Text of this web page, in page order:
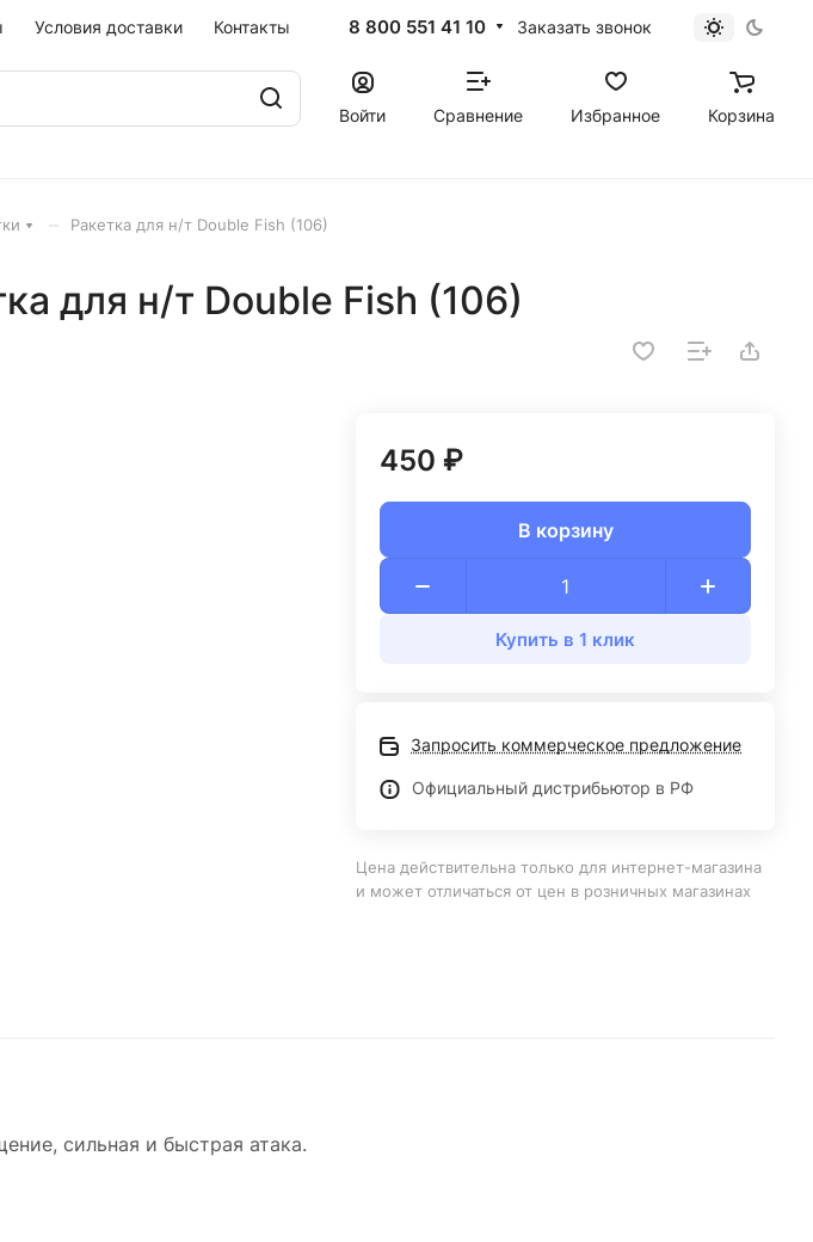
Условия доставки Контакты 8 800 551 41 10 Заказать звонок
Войти Сравнение Избранное Корзина
Ракетка для н/т Double Fish (106)
для н/т Double Fish (106)
450 ₽
В корзину
Купить в 1 клик
Запросить коммерческое предложение
Официальный дистрибьютор в РФ
Цена действительна только для интернет-магазина
и может отличаться от цен в розничных магазинах
сильная и быстрая атака.